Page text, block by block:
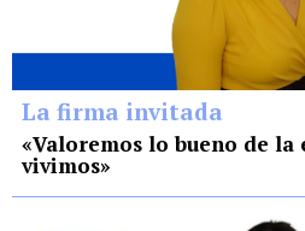
La firma invitada
«Valoremos lo bueno de la
vivimos»